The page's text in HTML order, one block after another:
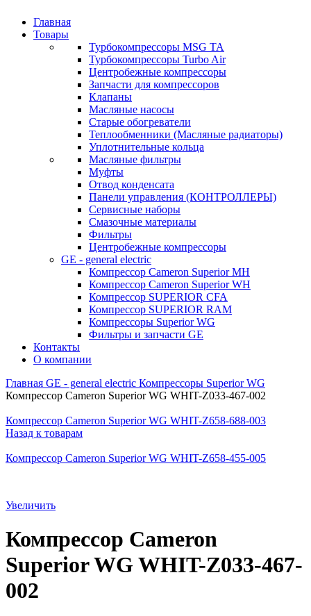
Главная
Товары
Турбокомпрессоры MSG TA
Турбокомпрессоры Turbo Air
Центробежные компрессоры
Запчасти для компрессоров
Клапаны
Масляные насосы
Старые обогреватели
Теплообменники (Масляные радиаторы)
Уплотнительные кольца
Масляные фильтры
Муфты
Отвод конденсата
Панели управления (КОНТРОЛЛЕРЫ)
Сервисные наборы
Смазочные материалы
Фильтры
Центробежные компрессоры
GE - general electric
Компрессор Cameron Superior MH
Компрессор Cameron Superior WH
Компрессор SUPERIOR CFA
Компрессор SUPERIOR RAM
Компрессоры Superior WG
Фильтры и запчасти GE
Контакты
О компании
Главная GE - general electric Компрессоры Superior WG
Компрессор Cameron Superior WG WHIT-Z033-467-002
Компрессор Cameron Superior WG WHIT-Z658-688-003
Назад к товарам
Компрессор Cameron Superior WG WHIT-Z658-455-005
Увеличить
Компрессор Cameron
Superior WG WHIT-Z033-467-
002